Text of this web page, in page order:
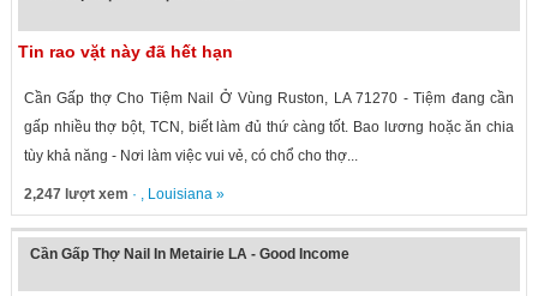
Tin rao vặt này đã hết hạn
Cần Gấp thợ Cho Tiệm Nail Ở Vùng Ruston, LA 71270 - Tiệm đang cần
gấp nhiều thợ bột, TCN, biết làm đủ thứ càng tốt. Bao lương hoặc ăn chia
tùy khả năng - Nơi làm việc vui vẻ, có chổ cho thợ...
2,247 lượt xem · , Louisiana»
Cần Gấp Thợ Nail In Metairie LA - Good Income